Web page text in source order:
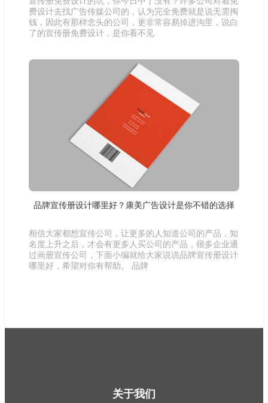
费设计去找广告传媒公司的，认为完全免费就是说无需掏
钱，因此有那样念头的公司，更非常容易掉进沟里，说白
了的宣传册免费设计，是你看不见
品牌宣传册设计哪里好？康美广告设计是你不错的选择
相信大家都想宣传公司，让更多的人知道公司的产品，知
名度上升之后，才会有更多人买公司的产品，很多企业通
过画册宣传公司，下面小编就给大家说说品牌宣传册设计
哪里好，希望对你有帮助。 品牌
关于我们